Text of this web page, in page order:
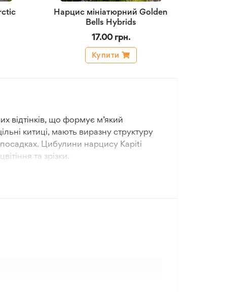
Нарцис мініатюрний Golden
Bells Hybrids
17.00 грн.
Купити
відтінків, що формує м’який
китиці, мають виразну структуру
Цибулини нарцису Kapiti
та зрізки.